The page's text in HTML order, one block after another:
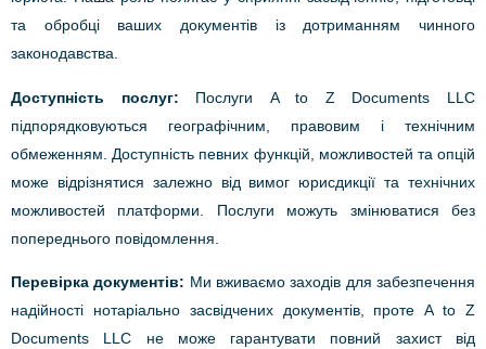
та обробці ваших документів із дотриманням чинного
законодавства.
Доступність послуг: Послуги A to Z Documents LLC
підпорядковуються географічним, правовим і технічним
обмеженням. Доступність певних функцій, можливостей та опцій
може відрізнятися залежно від вимог юрисдикції та технічних
можливостей платформи. Послуги можуть змінюватися без
попереднього повідомлення.
Перевірка документів: Ми вживаємо заходів для забезпечення
надійності нотаріально засвідчених документів, проте A to Z
Documents LLC не може гарантувати повний захист від